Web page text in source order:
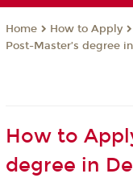
Home
How to Apply
Post-Master’s degree
How to
degree in